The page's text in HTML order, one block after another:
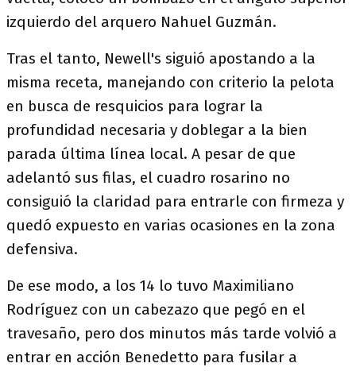
izquierdo del arquero Nahuel Guzmán.
Tras el tanto, Newell's siguió apostando a la
misma receta, manejando con criterio la pelota
en busca de resquicios para lograr la
profundidad necesaria y doblegar a la bien
parada última línea local. A pesar de que
adelantó sus filas, el cuadro rosarino no
consiguió la claridad para entrarle con firmeza y
quedó expuesto en varias ocasiones en la zona
defensiva.
De ese modo, a los 14 lo tuvo Maximiliano
Rodríguez con un cabezazo que pegó en el
travesaño, pero dos minutos más tarde volvió a
entrar en acción Benedetto para fusilar a